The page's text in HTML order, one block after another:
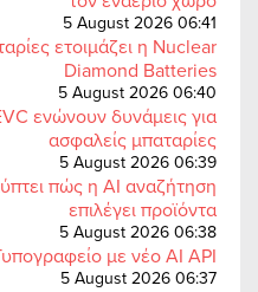
5 August 2026 06:41
ετοιμάζει η Nuclear
Diamond Batteries
5 August 2026 06:40
ενώνουν δυνάμεις για
ασφαλείς μπαταρίες
5 August 2026 06:39
πώς η AI αναζήτηση
επιλέγει προϊόντα
5 August 2026 06:38
με νέο AI API
5 August 2026 06:37